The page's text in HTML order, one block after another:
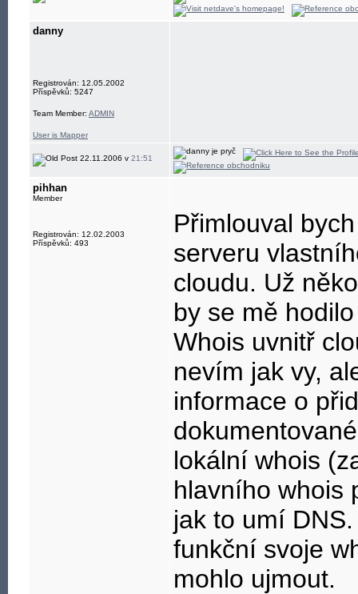
danny
Registrován: 12.05.2002
Příspěvků: 5247
Team Member: ADMIN
User is Mapper
22.11.2006 v 21:51
pihhan
Member
Registrován: 12.02.2003
Příspěvků: 493
Přimlouval
serveru
cloudu. Už
by se mě
Whois uvnitř
nevím jak vy,
informace o
lokální whois
hlavního whois
jak to umí
funkční svoje
mohlo ujmout.